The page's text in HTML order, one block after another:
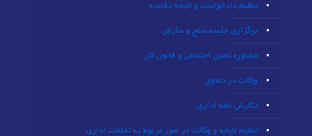
تنظیم دادخواست و لایحه دفاعیه
برگزاری جلسه صلح و سازش
مشاوره تامین اجتماعی و قانون کار
وکالت در دعاوی
نگارش نامه اداری
تنظیم لایحه و وکالت در امور مربوط به تخلفات اداری